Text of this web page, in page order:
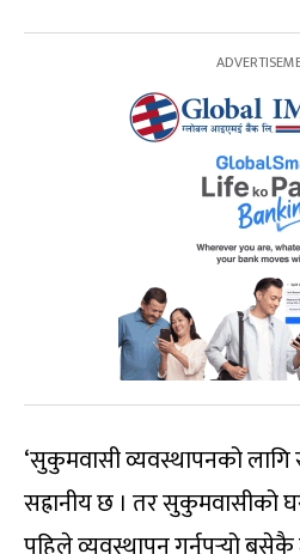
‘सुकुमवासी व्यवस्थापनको
सह्रानीय छ । तर सुकुमवासीको